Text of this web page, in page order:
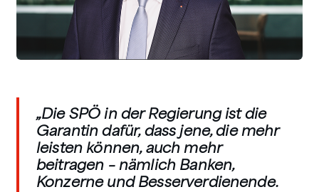
„Die SPÖ in der Regierung ist die
Garantin dafür, dass jene, die mehr
leisten können, auch mehr
beitragen – nämlich Banken,
Konzerne und Besserverdienende.